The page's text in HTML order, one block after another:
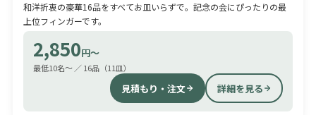
和洋折衷の豪華16品をすべてお皿いらずで。記念の会にぴったりの最
上位フィンガーです。
2,850円〜
最低10名〜 ／ 16品（11皿）
見積もり・注文 詳細を見る